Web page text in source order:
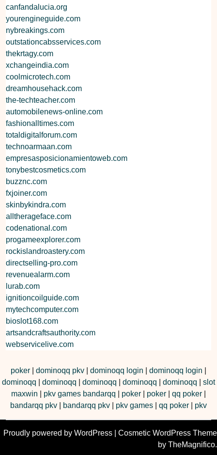
canfandalucia.org
yourengineguide.com
nybreakings.com
outstationcabsservices.com
thekrtagy.com
xchangeindia.com
coolmicrotech.com
dreamhousehack.com
the-techteacher.com
automobilenews-online.com
fashionalltimes.com
totaldigitalforum.com
technoarmaan.com
empresasposicionamientoweb.com
tonybestcosmetics.com
buzznc.com
fxjoiner.com
skinbykindra.com
alltherageface.com
codenational.com
progameexplorer.com
rockislandroastery.com
directselling-pro.com
revenuealarm.com
lurab.com
ignitioncoilguide.com
mytechcomputer.com
bioslot168.com
artsandcraftsauthority.com
webservicelive.com
poker dominoqq pkv dominoqq login dominoqq login
dominoqq
dominoqq dominoqq dominoqq dominoqq
slot
maxwin
pkv games bandarqq poker poker qq poker
bandarqq pkv
bandarqq pkv pkv games qq poker pkv
Proudly powered by WordPress
Cosmetic WordPress Theme
by TheMagnifico.